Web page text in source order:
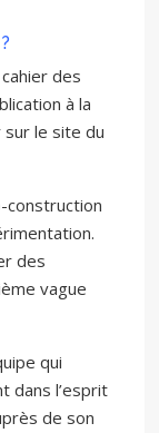
des
à la
le site du
construction
des
vague
qui
dans l’esprit
de son